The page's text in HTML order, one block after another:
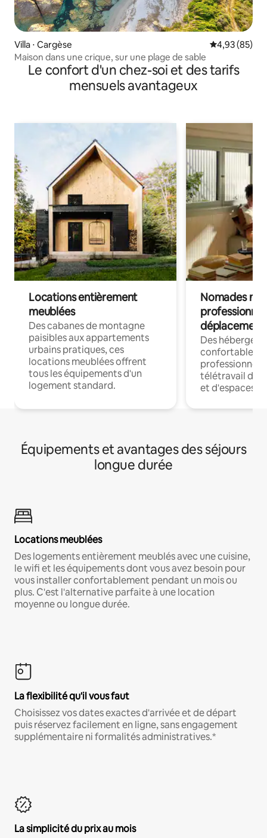
Villa ⋅ Cargèse Évaluation
4,93 (85)
Maison dans une crique, sur une plage de sable
Le confort d'un chez-soi et des tarifs
mensuels avantageux
Locations entièrement
meublées
Des cabanes de montagne
paisibles aux appartements
urbains pratiques, ces
locations meublées offrent
tous les équipements d'un
logement standard.
Nomades
déplacement
Des
confortables
professionnels
télétravail
et d'espaces
Équipements et avantages des séjours
longue durée
Locations meublées
Des logements entièrement meublés avec une cuisine,
le wifi et les équipements dont vous avez besoin pour
vous installer confortablement pendant un mois ou
plus. C'est l'alternative parfaite à une location
moyenne ou longue durée.
La flexibilité qu'il vous faut
Choisissez vos dates exactes d'arrivée et de départ
puis réservez facilement en ligne, sans engagement
supplémentaire ni formalités administratives.*
La simplicité du prix au mois